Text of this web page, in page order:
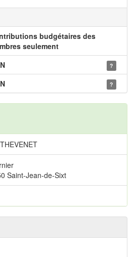
budgétaires des
seulement
?
?
Saint-Jean-de-Sixt